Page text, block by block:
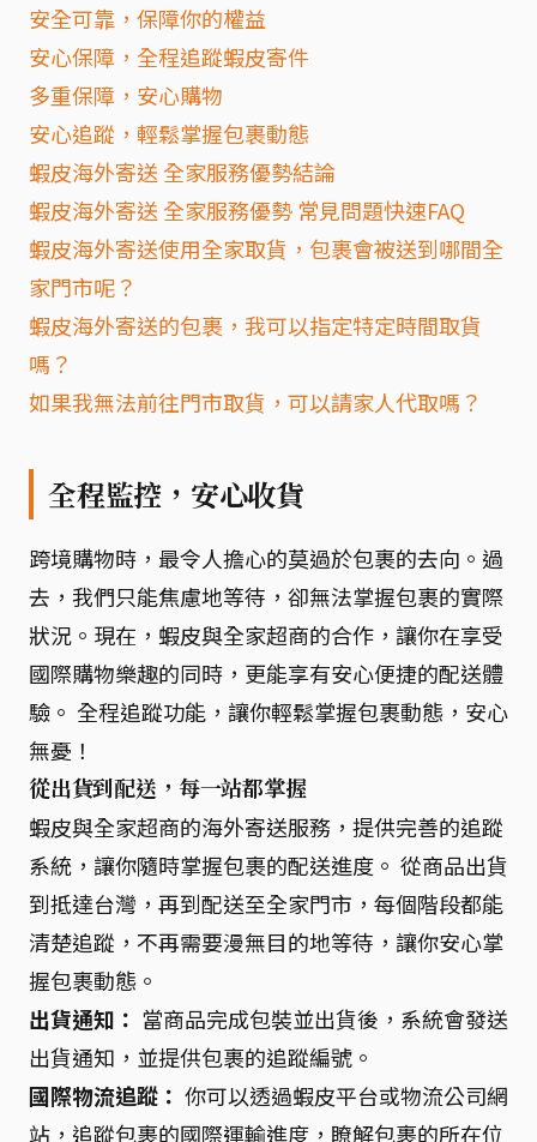
安全可靠，保障你的權益
安心保障，全程追蹤蝦皮寄件
多重保障，安心購物
安心追蹤，輕鬆掌握包裹動態
蝦皮海外寄送 全家服務優勢結論
蝦皮海外寄送 全家服務優勢 常見問題快速FAQ
蝦皮海外寄送使用全家取貨，包裹會被送到哪間全
家門市呢？
蝦皮海外寄送的包裹，我可以指定特定時間取貨
嗎？
如果我無法前往門市取貨，可以請家人代取嗎？
全程監控，安心收貨
跨境購物時，最令人擔心的莫過於包裹的去向。過
去，我們只能焦慮地等待，卻無法掌握包裹的實際
狀況。現在，蝦皮與全家超商的合作，讓你在享受
國際購物樂趣的同時，更能享有安心便捷的配送體
驗。 全程追蹤功能，讓你輕鬆掌握包裹動態，安心
無憂！
從出貨到配送，每一站都掌握
蝦皮與全家超商的海外寄送服務，提供完善的追蹤
系統，讓你隨時掌握包裹的配送進度。 從商品出貨
到抵達台灣，再到配送至全家門市，每個階段都能
清楚追蹤，不再需要漫無目的地等待，讓你安心掌
握包裹動態。
出貨通知： 當商品完成包裝並出貨後，系統會發送
出貨通知，並提供包裹的追蹤編號。
國際物流追蹤： 你可以透過蝦皮平台或物流公司網
站，追蹤包裹的國際運輸進度，瞭解包裹的所在位